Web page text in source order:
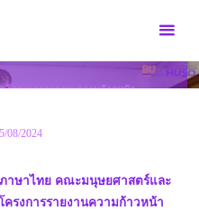
โครงการรายงานความก้าวหน้า
08/2024
าษาไทย คณะมนุษยศาสตร์และ
รงการรายงานความก้าวหน้า